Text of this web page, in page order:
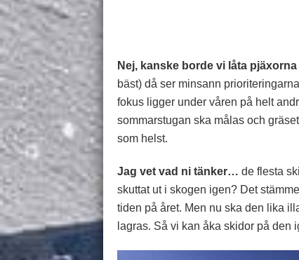
Nej, kanske borde vi låta
bäst) då ser minsann
fokus ligger under våren på helt
sommarstugan ska målas och
som helst.
Jag vet vad ni tänker… de flesta
skuttat ut i skogen igen? Det
tiden på året. Men nu ska den lika
lagras. Så vi kan åka skidor på den